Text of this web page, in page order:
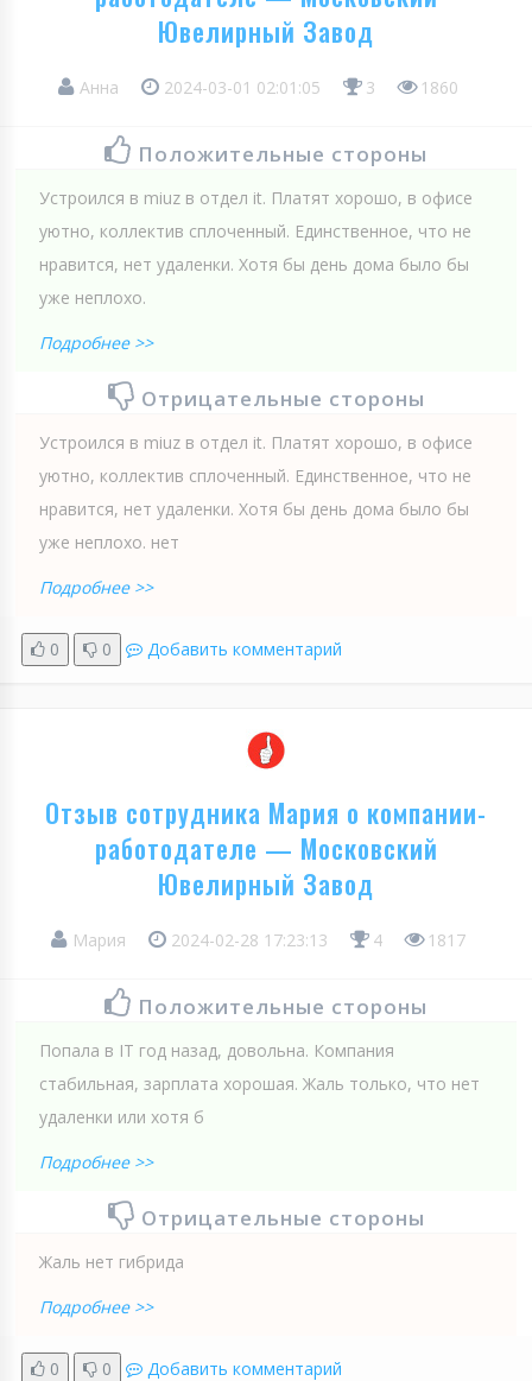
Ювелирный Завод
Анна 2024-03-01 02:01:05 3 1860
Положительные стороны
Устроился в miuz в отдел it. Платят хорошо, в офисе
уютно, коллектив сплоченный. Единственное, что не
нравится, нет удаленки. Хотя бы день дома было бы
уже неплохо.
Подробнее >>
Отрицательные стороны
Устроился в miuz в отдел it. Платят хорошо, в офисе
уютно, коллектив сплоченный. Единственное, что не
нравится, нет удаленки. Хотя бы день дома было бы
уже неплохо. нет
Подробнее >>
0 0 Добавить комментарий
Отзыв сотрудника Мария о компании-
работодателе — Московский
Ювелирный Завод
Мария 2024-02-28 17:23:13 4 1817
Положительные стороны
Попала в IT год назад, довольна. Компания
стабильная, зарплата хорошая. Жаль только, что нет
удаленки или хотя б
Подробнее >>
Отрицательные стороны
Жаль нет гибрида
Подробнее >>
0 0 Добавить комментарий